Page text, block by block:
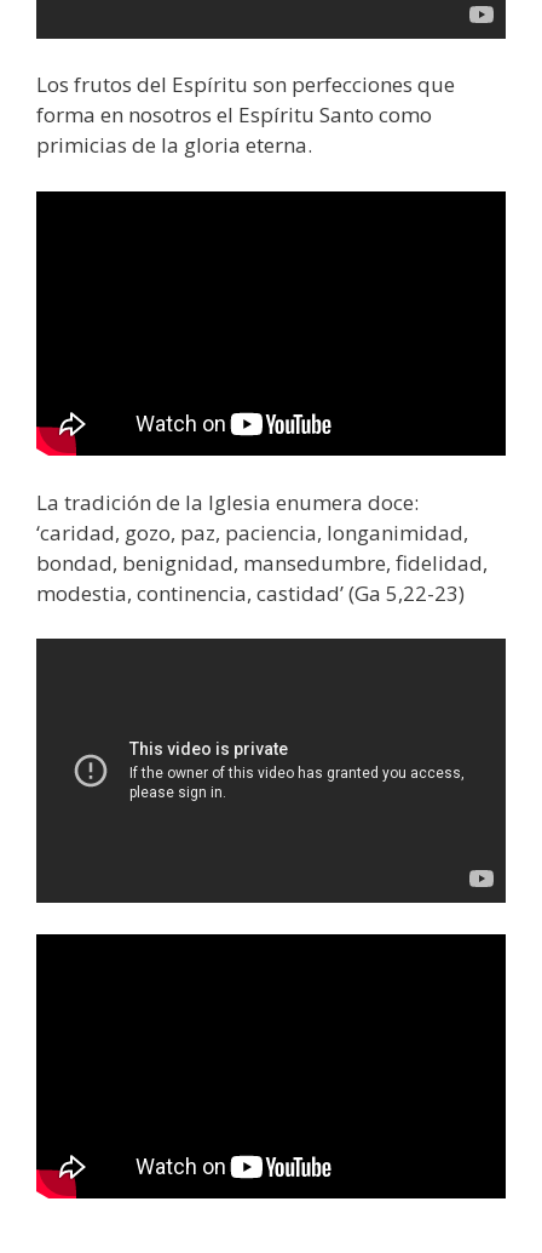
Los frutos del Espíritu son perfecciones que
forma en nosotros el Espíritu Santo como
primicias de la gloria eterna.
La tradición de la Iglesia enumera doce:
‘caridad, gozo, paz, paciencia, longanimidad,
bondad, benignidad, mansedumbre, fidelidad,
modestia, continencia, castidad’ (Ga 5,22-23)